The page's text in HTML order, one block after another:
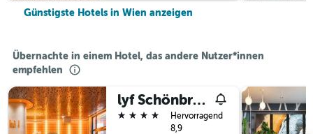
Günstigste Hotels in Wien anzeigen
Übernachte in einem Hotel, das andere Nutzer*innen
empfehlen
lyf Schönbrunn Vienna
4 Sterne
Hervorragend
8,9